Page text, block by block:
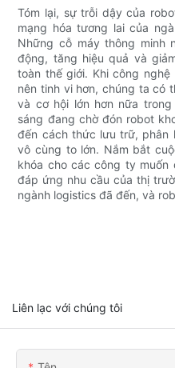
Tóm lại, sự trỗi dậy của
mạng hóa tương lai của
Những cỗ máy thông minh
động, tăng hiệu quả và
toàn thế giới. Khi công
nên tinh vi hơn, chúng ta có
và cơ hội lớn hơn nữa
sáng đang chờ đón robot
đến cách thức lưu trữ, phân
vô cùng to lớn. Nắm bắt
khóa cho các công ty
đáp ứng nhu cầu của thị
ngành logistics đã đến, và
Liên lạc với chúng tôi